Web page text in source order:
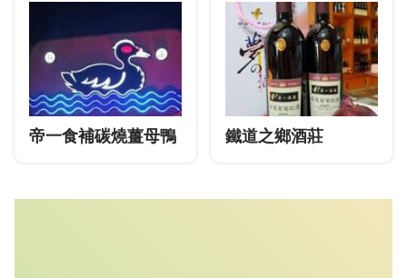
帝一食補碳燒薑母鴨 鐵道之鄉酒莊